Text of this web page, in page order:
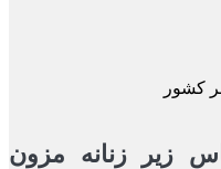
زیر زنانه مزون